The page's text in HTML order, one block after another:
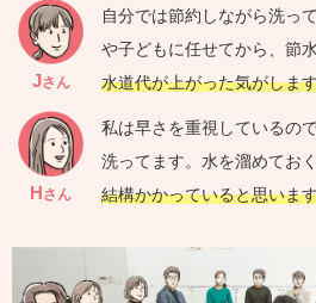
Jさん
自分では節約しながら洗っ
や子どもに任せてから、節
水道代が上がった気がしま
Hさん
私は早さを重視しているの
洗ってます。水を溜めてお
結構かかっていると思いま